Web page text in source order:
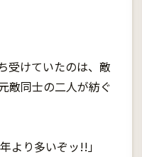
受けていたのは、敵
敵同士の二人が紡ぐ
より多いぞッ!!」